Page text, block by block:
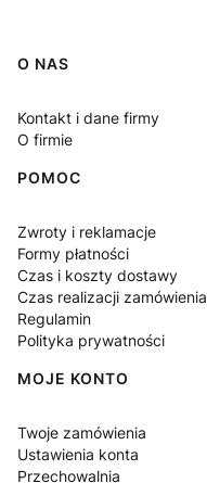
Linki w stopce
O NAS
Kontakt i dane firmy
O firmie
POMOC
Zwroty i reklamacje
Formy płatności
Czas i koszty dostawy
Czas realizacji zamówienia
Regulamin
Polityka prywatności
MOJE KONTO
Twoje zamówienia
Ustawienia konta
Przechowalnia